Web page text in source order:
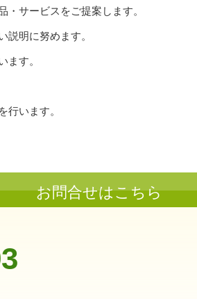
サービスをご提案します。
明に努めます。
ます。
います。
お問合せはこちら